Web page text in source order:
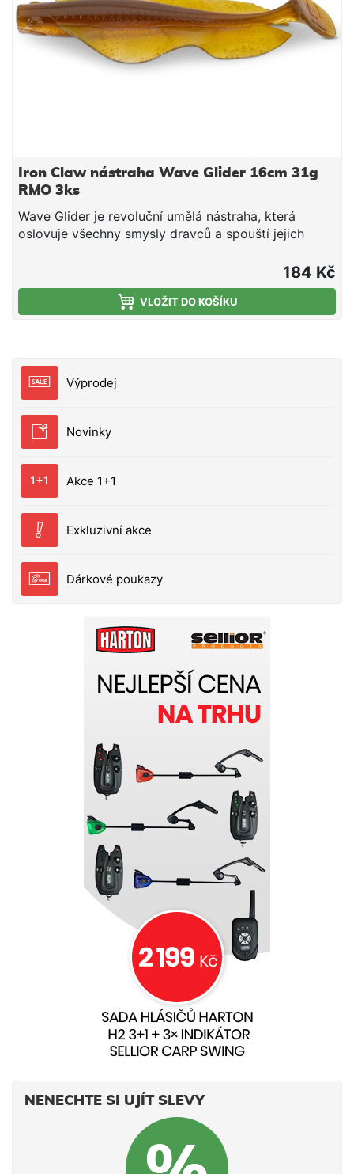
Výprodej
Novinky
Akce 1+1
Exkluzivní akce
Dárkové poukazy
NENECHTE SI UJÍT SLEVY
impulzy díky souvislým bočním „ploutvím“, která
pracují i při minimálním propadu kombinace
kopytového ocasu a pulzujících bočních „ploutví“
vhodná i pro noční lov (silná tlaková vlna) ideální
Iron Claw nástraha Wave Glider 16cm 31g
RMO 3ks
Wave Glider je revoluční umělá nástraha, která
oslovuje všechny smysly dravců a spouští jejich
ryby viděly opravdu hodně a bývají podezřívavé –
právě tady Wave Glider vyniká. Jemné impulzy
vysílá pomocí souvislých bočních „ploutví“, které
jsou v pohybu i při těch nejmenších fázích propadu.
veškerou ostražitost. Kombinace kopytového ocasu
a pulzujících bočních „ploutví“ je navíc výborná i pro
Vlastnosti: umělá nástraha, která oslovuje všechny
smysly dravců a spouští žravý reflex vysílá jemné
pracují i při minimálním propadu kombinace
kopytového ocasu a pulzujících bočních „ploutví“
vhodná i pro noční lov (silná tlaková vlna) ideální
pro cílený lov štiky a candáta UV-aktivní provedení
délka 16 cm hmotnost 31 g barva Real Motoroil –
RMO balení 3 ks
184 Kč
VLOŽIT DO KOŠÍKU